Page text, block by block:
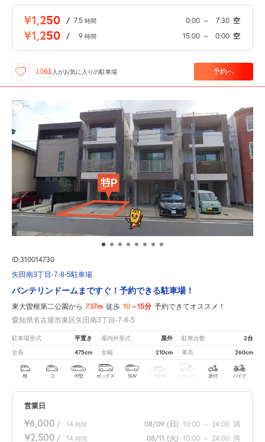
¥1,250 / 7.5 時間 0:00 ～ 7:30 空
¥1,250 / 9 時間 15:00 ～ 0:00 空
1061 人がお気に入りの駐車場 予約へ
ID:310014730
矢田南3丁目-7-8-5駐車場
バンテリンドームまですぐ！予約できる駐車場！
東大曽根第二公園から 737m 徒歩 10～15分 予約できてオススメ！
愛知県名古屋市東区矢田南3丁目-7-8-5
駐車場形式 平置き 屋内外形式 屋外 駐車台数 2台
全長 475cm 全幅 210cm 車高 260cm
軽 コ 中型 ボックス SUV 大型車 トラック 原付 バイク
営業日
¥6,000 / 14 時間 08/09 (日) 10:00 ～ 24:00 満
¥2,500 / 14 時間 08/11 (火) 10:00 ～ 24:00 満